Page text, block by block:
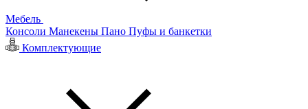
Мебель
Консоли Манекены Пано Пуфы и банкетки
Комплектующие